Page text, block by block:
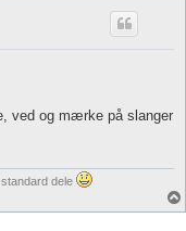
ved og mærke på slanger
dele